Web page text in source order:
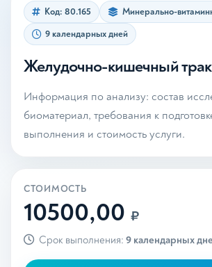
Код: 80.165
Минерально-
9 календарных дней
Желудочно-кишечный
Информация по анализу: состав
биоматериал, требования к
выполнения и стоимость услуги.
СТОИМОСТЬ
10500,00 ₽
Срок выполнения: 9 календарных